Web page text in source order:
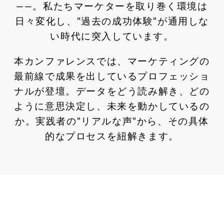
——。私たちマーケターを取り巻く環境は
日々変化し、"過去の成功体験"が通用しな
い時代に突入しています。
本カンファレンスでは、マーケティングの
最前線で成果を出しているプロフェッショ
ナルが登壇。 データをどう読み解き、どの
ように意思決定し、未来を動かしているの
か。実践者の"リアルな声"から、その具体
的なプロセスを紐解きます。